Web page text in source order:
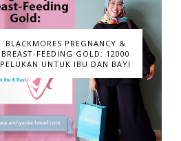
BLACKMORES PREGNANCY &
BREAST-FEEDING GOLD: 12000
PELUKAN UNTUK IBU DAN BAYI